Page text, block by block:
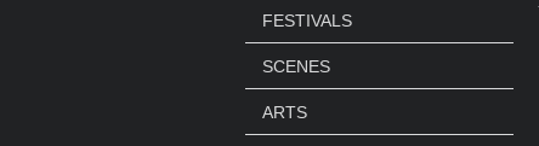
FESTIVALS
SCENES
ARTS